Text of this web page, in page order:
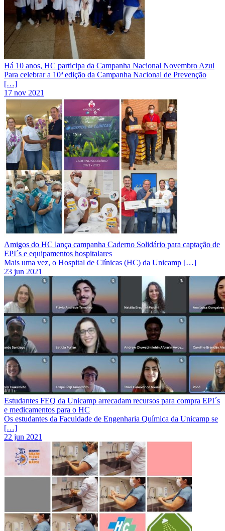
Há 10 anos, HC participa da Campanha Nacional Novembro Azul
Para celebrar a 10ª edição da Campanha Nacional de Prevenção
[…]
17 nov 2021
Amigos do HC lança campanha Caderno Solidário para captação de
EPI´s e equipamentos hospitalares
Mais uma vez, o Hospital de Clínicas (HC) da Unicamp […]
23 jun 2021
Estudantes FEQ da Unicamp arrecadam recursos para compra EPI´s
e medicamentos para o HC
Os estudantes da Faculdade de Engenharia Química da Unicamp se
[…]
22 jun 2021